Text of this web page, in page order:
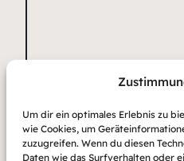
Um dir ein optimales Erlebnis zu
wie Cookies, um
zuzugreifen. Wenn du diesen
Daten wie das Surfverhalten oder
Name
E-Mail-
*